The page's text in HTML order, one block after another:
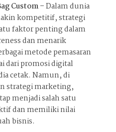
Custom –Dalam dunia
kompetitif, strategi
faktor penting dalam
dan menarik
metode pemasaran
dari promosi digital
cetak. Namun, di
strategi marketing,
menjadi salah satu
dan memiliki nilai
bisnis.